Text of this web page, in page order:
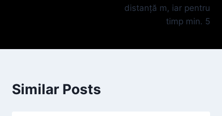
distanţă m, iar pentru
timp min. 5
Similar Posts